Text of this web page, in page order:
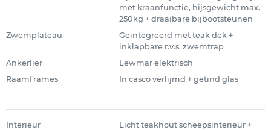
met kraanfunctie, hijsgewicht max.
250kg + draaibare bijbootsteunen
Zwemplateau
Geintegreerd met teak dek +
inklapbare r.v.s. zwemtrap
Ankerlier
Lewmar elektrisch
Raamframes
In casco verlijmd + getind glas
Interieur
Licht teakhout scheepsinterieur +